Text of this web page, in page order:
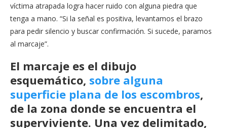
víctima atrapada logra hacer ruido con alguna piedra que
tenga a mano. “Si la señal es positiva, levantamos el brazo
para pedir silencio y buscar confirmación. Si sucede, paramos
al marcaje”.
El marcaje es el dibujo
esquemático, sobre alguna
superficie plana de los escombros,
de la zona donde se encuentra el
superviviente. Una vez delimitado,